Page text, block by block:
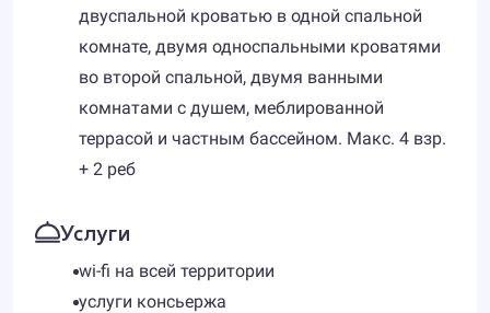
двуспальной кроватью в одной спальной
комнате, двумя односпальными кроватями
во второй спальной, двумя ванными
комнатами с душем, меблированной
террасой и частным бассейном. Макс. 4 взр.
+ 2 реб
Услуги
wi-fi на всей территории
услуги консьержа